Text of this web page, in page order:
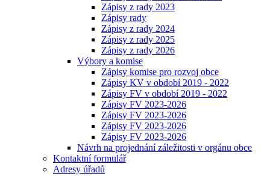
Zápisy z rady 2023
Zápisy rady
Zápisy z rady 2024
Zápisy z rady 2025
Zápisy z rady 2026
Výbory a komise
Zápisy komise pro rozvoj obce
Zápisy KV v období 2019 - 2022
Zápisy FV v období 2019 - 2022
Zápisy FV 2023-2026
Zápisy FV 2023-2026
Zápisy FV 2023-2026
Zápisy FV 2023-2026
Návrh na projednání záležitosti v orgánu obce
Kontaktní formulář
Adresy úřadů